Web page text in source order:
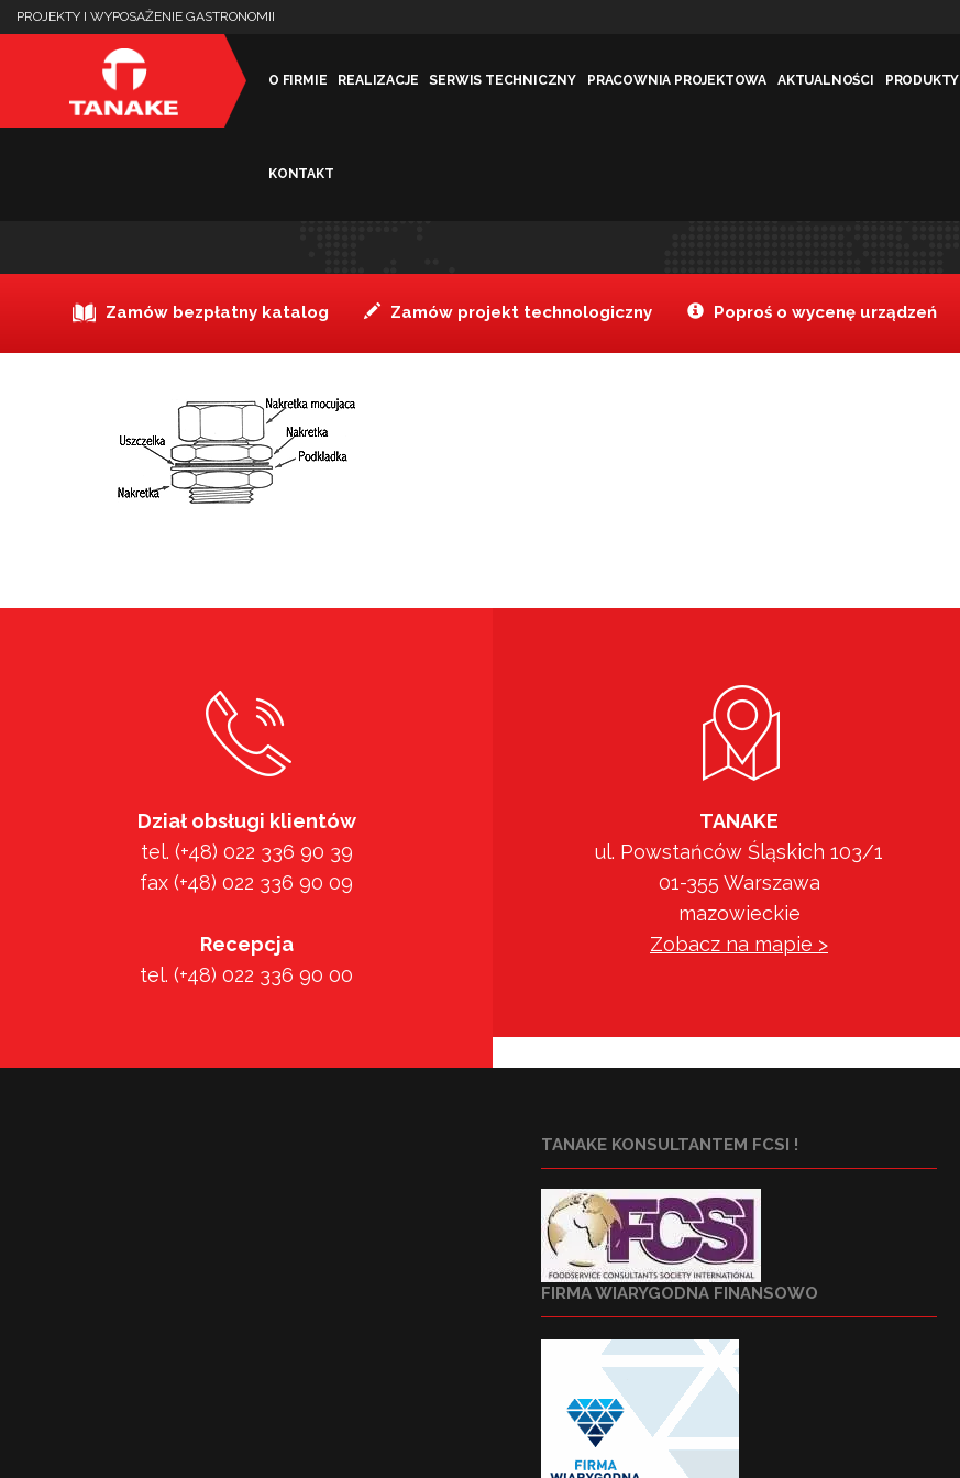
PROJEKTY I WYPOSAŻENIE GASTRONOMII
O FIRMIE REALIZACJE SERWIS TECHNICZNY PRACOWNIA PROJEKTOWA AKTUALNOŚCI PRODUKTY
KONTAKT
Zamów bezpłatny katalog Zamów projekt technologiczny Poproś o wycenę urządzeń
Dział obsługi klientów
tel. (+48) 022 336 90 39
fax (+48) 022 336 90 09
Recepcja
tel. (+48) 022 336 90 00
TANAKE
ul. Powstańców Śląskich 103/1
01-355 Warszawa
mazowieckie
Zobacz na mapie >
TANAKE KONSULTANTEM FCSI !
FIRMA WIARYGODNA FINANSOWO